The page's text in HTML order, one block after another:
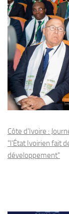
Côte d'Ivoire :
"l'État Ivoirien fait
développement"